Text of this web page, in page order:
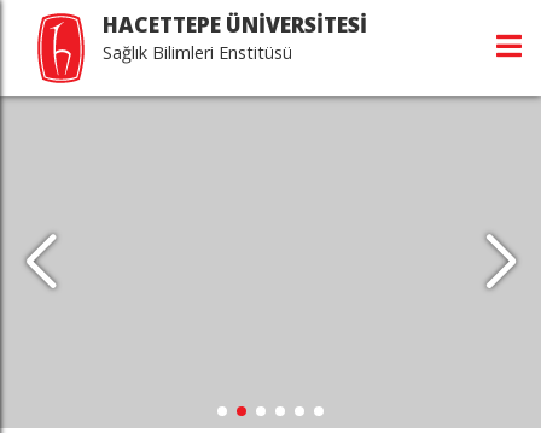
HACETTEPE ÜNİVERSİTESİ
Sağlık Bilimleri Enstitüsü